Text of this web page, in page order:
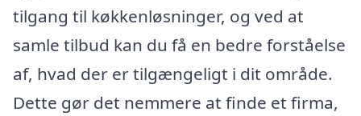
tilgang til køkkenløsninger, og ved at
samle tilbud kan du få en bedre forståelse
af, hvad der er tilgængeligt i dit område.
Dette gør det nemmere at finde et firma,